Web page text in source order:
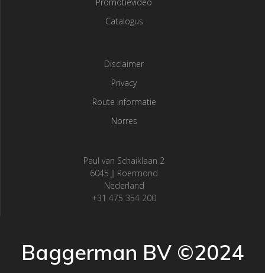
Catalogus
Disclaimer
Privacy
Route informatie
Norres
Paul van Schaiklaan 2
6045 JJ Roermond
Nederland
+31 475 354 200
Baggerman BV ©2024